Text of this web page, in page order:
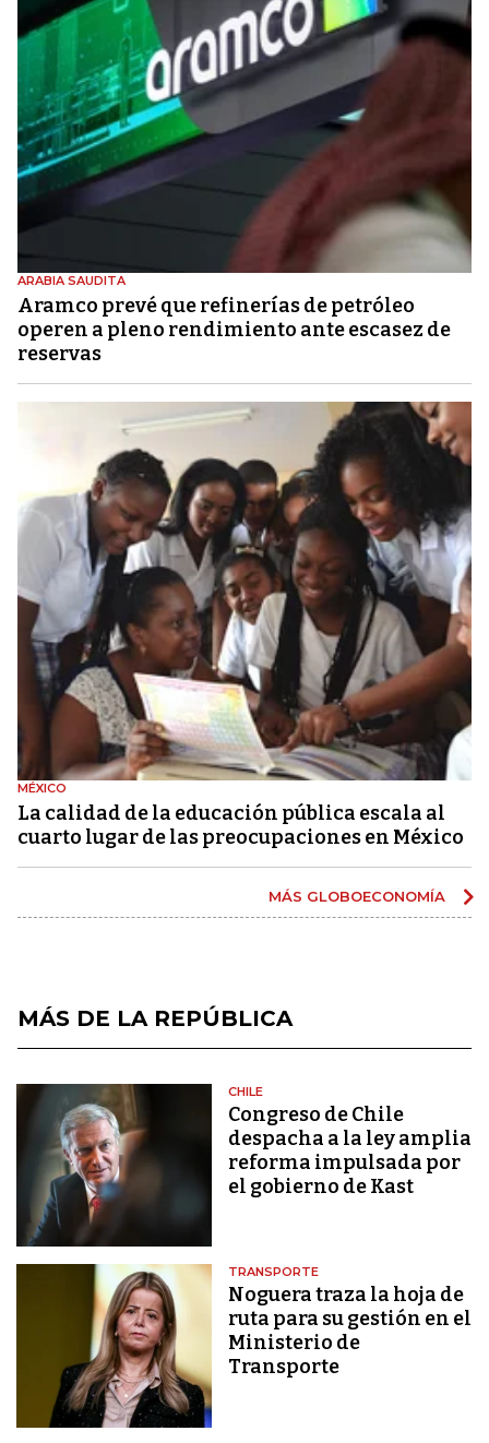
ARABIA SAUDITA
Aramco prevé que refinerías de petróleo
operen a pleno rendimiento ante escasez de
reservas
MÉXICO
La calidad de la educación pública escala al
cuarto lugar de las preocupaciones en México
MÁS GLOBOECONOMÍA
MÁS DE LA REPÚBLICA
CHILE
Congreso de Chile
despacha a la ley amplia
reforma impulsada por
el gobierno de Kast
TRANSPORTE
Noguera traza la hoja de
ruta para su gestión en el
Ministerio de
Transporte